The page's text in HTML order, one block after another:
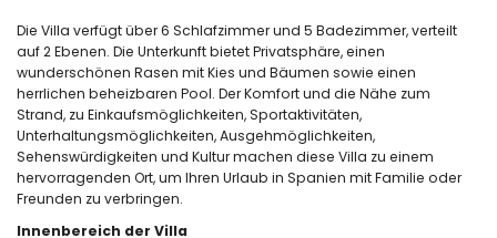
Die Villa verfügt über 6 Schlafzimmer und 5 Badezimmer, verteilt
auf 2 Ebenen. Die Unterkunft bietet Privatsphäre, einen
wunderschönen Rasen mit Kies und Bäumen sowie einen
herrlichen beheizbaren Pool. Der Komfort und die Nähe zum
Strand, zu Einkaufsmöglichkeiten, Sportaktivitäten,
Unterhaltungsmöglichkeiten, Ausgehmöglichkeiten,
Sehenswürdigkeiten und Kultur machen diese Villa zu einem
hervorragenden Ort, um Ihren Urlaub in Spanien mit Familie oder
Freunden zu verbringen.
Innenbereich der Villa